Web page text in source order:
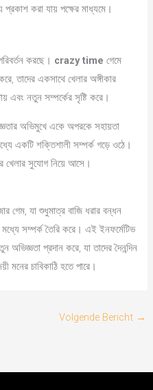
প্রকাশ করা যায় পক্ষের মাধ্যমে।
করছে। crazy time গেমে
তাদের একসাথে খেলার অঙ্গীকার
এবং নতুন সম্পর্কের সৃষ্টি করে।
অভিমুখে একে অপরকে সহায়তা
একটি শক্তিশালী সম্পর্ক গড়ে ওঠে।
খেলার সুযোগ নিয়ে আসে।
গেম, যা শুধুমাত্র বাজি ধরার বন্ধন
মধ্যে সম্পর্ক তৈরি করে। এই ইনফর্মেটিভ
অভিজ্ঞতা প্রদান করে, যা তাদের দৈনন্দিন
মনের চাবিকাঠি হতে পারে।
Volgende Bericht →